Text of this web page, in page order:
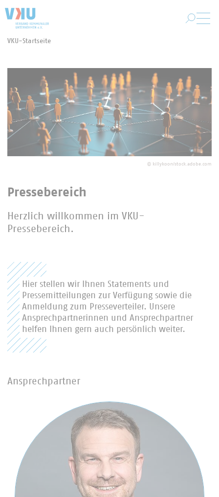
VKU-Startseite
© killykoon/stock.adobe.com
Pressebereich
Herzlich willkommen im VKU-
Pressebereich.
Hier stellen wir Ihnen Statements und
Pressemitteilungen zur Verfügung sowie die
Anmeldung zum Presseverteiler. Unsere
Ansprechpartnerinnen und Ansprechpartner
helfen Ihnen gern auch persönlich weiter.
Ansprechpartner